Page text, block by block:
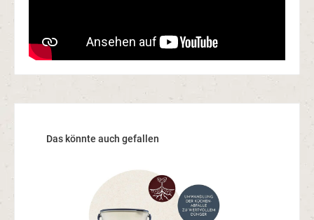
Produktgalerie überspringen
Das könnte auch gefallen